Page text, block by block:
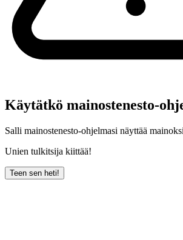
Käytätkö mainostenesto-
Salli mainostenesto-ohjelmasi näyttää
Unien tulkitsija kiittää!
Teen sen heti!